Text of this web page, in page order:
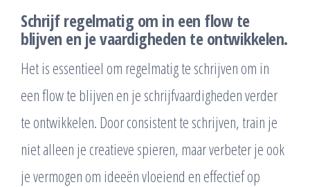
Schrijf regelmatig om in een flow te
blijven en je vaardigheden te ontwikkelen.
Het is essentieel om regelmatig te schrijven om in
een flow te blijven en je schrijfvaardigheden verder
te ontwikkelen. Door consistent te schrijven, train je
niet alleen je creatieve spieren, maar verbeter je ook
je vermogen om ideeën vloeiend en effectief op